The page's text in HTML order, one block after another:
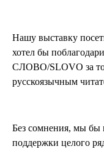
Нашу выставку
хотел бы
СЛОВО/SLOVO за то,
русскоязычным
Без сомнения, мы бы
поддержки целого